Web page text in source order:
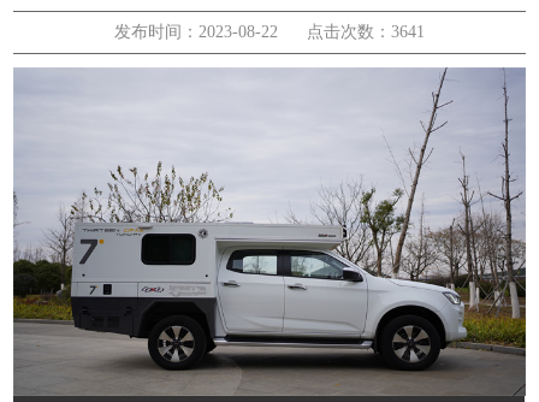
发布时间：2023-08-22 点击次数：3641